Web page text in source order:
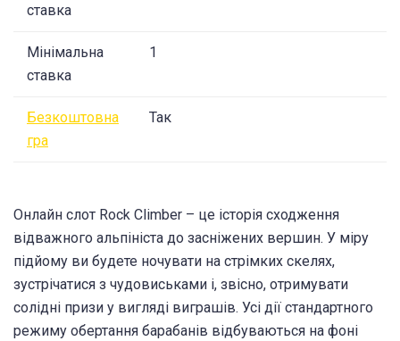
ставка
Мінімальна
ставка
1
Безкоштовна
гра
Так
Онлайн слот Rock Climber – це історія сходження
відважного альпініста до засніжених вершин. У міру
підйому ви будете ночувати на стрімких скелях,
зустрічатися з чудовиськами і, звісно, отримувати
солідні призи у вигляді виграшів. Усі дії стандартного
режиму обертання барабанів відбуваються на фоні